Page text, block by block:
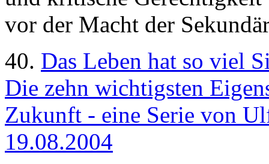
vor der Macht der
40. Das Leben hat so viel
Die zehn wichtigsten
Zukunft - eine Serie von
19.08.2004